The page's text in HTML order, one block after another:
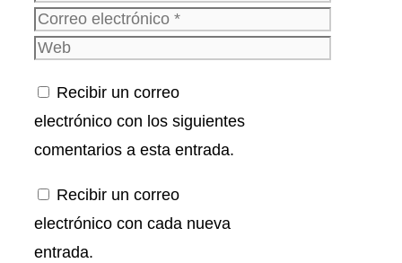
Correo
electrónico
Web
Recibir un correo
electrónico con los siguientes
comentarios a esta entrada.
Recibir un correo
electrónico con cada nueva
entrada.